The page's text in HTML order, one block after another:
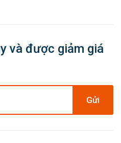
và được giảm giá
Gửi